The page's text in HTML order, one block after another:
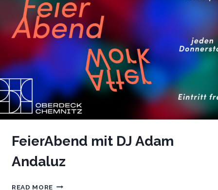
FeierAbend mit DJ Adam
Andaluz
READ MORE FEIERABEND